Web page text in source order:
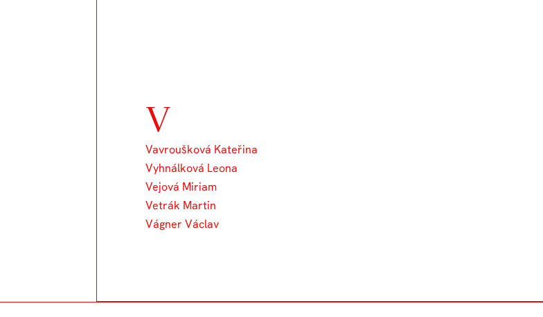
V
Vavroušková Kateřina
Vyhnálková Leona
Vejová Miriam
Vetrák Martin
Vágner Václav